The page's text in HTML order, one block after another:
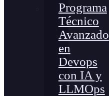
Programa
Técnico
Avanzado
en
Devops
con IA y
LLMOps